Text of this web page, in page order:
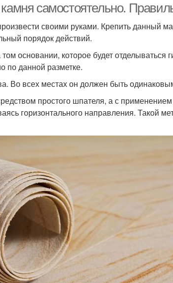
камня самостоятельно.
своими руками. Крепить данный
порядок действий.
основании, которое будет отделываться
по данной разметке.
Во всех местах он должен быть
простого шпателя, а с
горизонтального направления. Такой